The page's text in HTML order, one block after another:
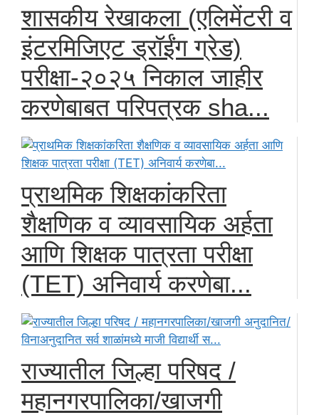
शासकीय रेखाकला (एलिमेंटरी व
इंटरमिजिएट ड्रॉईंग ग्रेड)
परीक्षा-२०२५ निकाल जाहीर
करणेबाबत परिपत्रक sha...
प्राथमिक शिक्षकांकरिता
शैक्षणिक व व्यावसायिक अर्हता
आणि शिक्षक पात्रता परीक्षा
(TET) अनिवार्य करणेबा...
राज्यातील जिल्हा परिषद /
महानगरपालिका/खाजगी